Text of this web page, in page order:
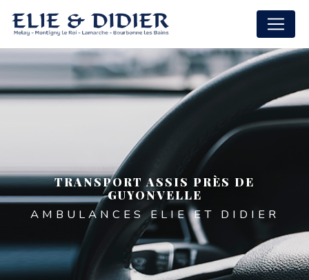
TRANSPORT ASSIS PRÈS DE
GUYONVELLE
AMBULANCES ELIE ET DIDIER